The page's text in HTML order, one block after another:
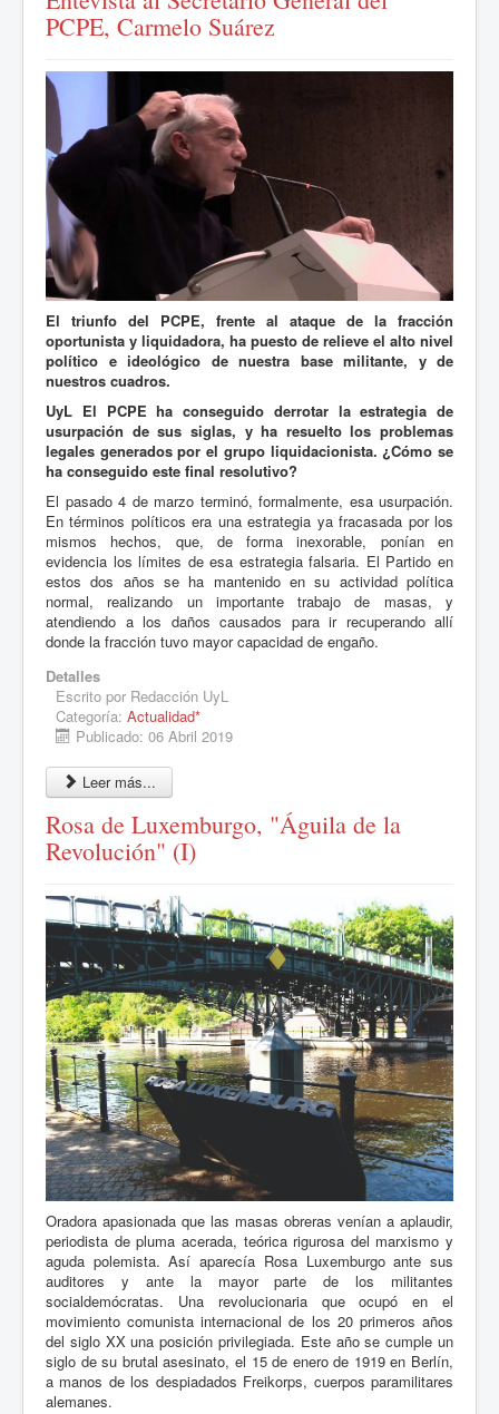
PCPE, Carmelo Suárez
El triunfo del PCPE, frente al ataque de la fracción
oportunista y liquidadora, ha puesto de relieve el alto nivel
político e ideológico de nuestra base militante, y de
nuestros cuadros.
UyL El PCPE ha conseguido derrotar la estrategia de
usurpación de sus siglas, y ha resuelto los problemas
legales generados por el grupo liquidacionista. ¿Cómo se
ha conseguido este final resolutivo?
El pasado 4 de marzo terminó, formalmente, esa usurpación.
En términos políticos era una estrategia ya fracasada por los
mismos hechos, que, de forma inexorable, ponían en
evidencia los límites de esa estrategia falsaria. El Partido en
estos dos años se ha mantenido en su actividad política
normal, realizando un importante trabajo de masas, y
atendiendo a los daños causados para ir recuperando allí
donde la fracción tuvo mayor capacidad de engaño.
Detalles
Escrito por Redacción UyL
Categoría: Actualidad*
Publicado: 06 Abril 2019
Leer más...
Rosa de Luxemburgo, "Águila de la
Revolución" (I)
Oradora apasionada que las masas obreras venían a aplaudir,
periodista de pluma acerada, teórica rigurosa del marxismo y
aguda polemista. Así aparecía Rosa Luxemburgo ante sus
auditores y ante la mayor parte de los militantes
socialdemócratas. Una revolucionaria que ocupó en el
movimiento comunista internacional de los 20 primeros años
del siglo XX una posición privilegiada. Este año se cumple un
siglo de su brutal asesinato, el 15 de enero de 1919 en Berlín,
a manos de los despiadados Freikorps, cuerpos paramilitares
alemanes.